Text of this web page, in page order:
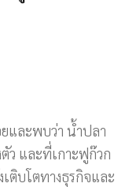
และพบว่า น้ำปลา
ว และที่เกาะฟูก๊วก
ติบโตทางธุรกิจและ